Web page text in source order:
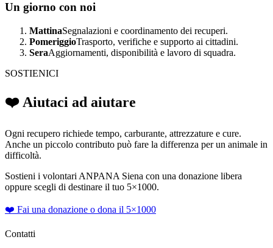
Un giorno con noi
MattinaSegnalazioni e coordinamento dei recuperi.
PomeriggioTrasporto, verifiche e supporto ai cittadini.
SeraAggiornamenti, disponibilità e lavoro di squadra.
SOSTIENICI
❤️ Aiutaci ad aiutare
Ogni recupero richiede tempo, carburante, attrezzature e cure.
Anche un piccolo contributo può fare la differenza per un animale in
difficoltà.
Sostieni i volontari ANPANA Siena con una donazione libera
oppure scegli di destinare il tuo 5×1000.
❤️ Fai una donazione o dona il 5×1000
Contatti